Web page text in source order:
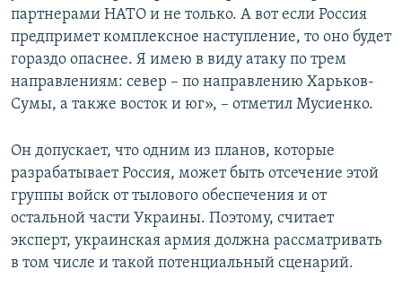
партнерами НАТО и не только. А вот если Россия
предпримет комплексное наступление, то оно будет
гораздо опаснее. Я имею в виду атаку по трем
направлениям: север – по направлению Харьков-
Сумы, а также восток и юг», – отметил Мусиенко.
Он допускает, что одним из планов, которые
разрабатывает Россия, может быть отсечение этой
группы войск от тылового обеспечения и от
остальной части Украины. Поэтому, считает
эксперт, украинская армия должна рассматривать
в том числе и такой потенциальный сценарий.